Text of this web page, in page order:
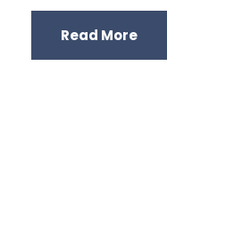
Read More